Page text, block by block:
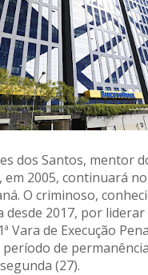
dos Santos, mentor
em 2005, continuará
O criminoso,
desde 2017, por
Vara de Execução
de
(27).